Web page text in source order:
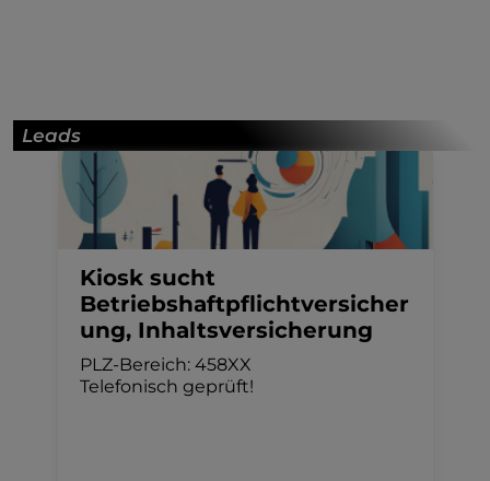
Leads
Kiosk sucht
Betriebshaftpflichtversicher
ung, Inhaltsversicherung
PLZ-Bereich: 458XX
Telefonisch geprüft!